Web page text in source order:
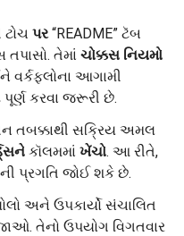
ટોચ પર“README” ટૅબ
તેમાં ચોક્કસ નિયમો
વર્કફ્લોના આગામી
કરવા જરૂરી છે.
તબક્કાથી સક્રિય અમલ
કૉલમમાં ખેંચો. આ રીતે,
પ્રગતિ જોઈ શકે છે.
અને ઉપકાર્યો સંચાલિત
તેનો ઉપયોગ વિગતવાર